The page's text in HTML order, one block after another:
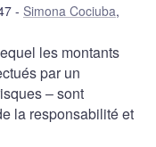
Simona Cociuba,
les montants
par un
‒ sont
la responsabilité et